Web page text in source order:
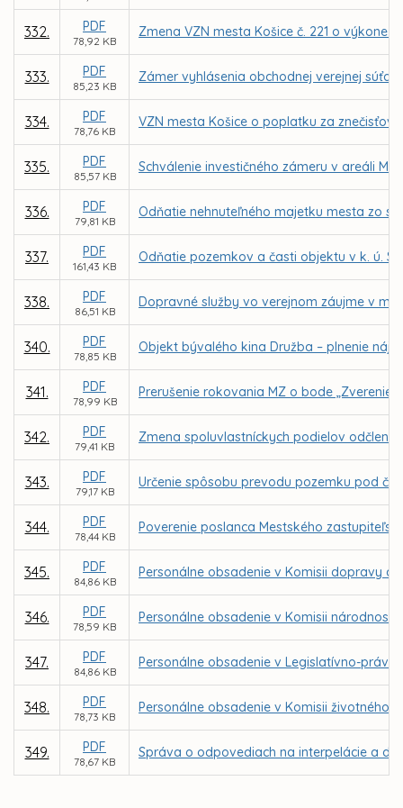
332. PDF
78,92 KB
Zmena VZN mesta Košice č. 221 o výkone
333. PDF
85,23 KB
Zámer vyhlásenia obchodnej verejnej
334. PDF
78,76 KB
VZN mesta Košice o poplatku za
335. PDF
85,57 KB
Schválenie investičného zámeru v areáli MŠ
336. PDF
79,81 KB
Odňatie nehnuteľného majetku mesta zo
337. PDF
161,43 KB
Odňatie pozemkov a časti objektu v k. ú.
338. PDF
86,51 KB
Dopravné služby vo verejnom záujme v
340. PDF
78,85 KB
Objekt bývalého kina Družba – plnenie
341. PDF
78,99 KB
Prerušenie rokovania MZ o bode „Zverenie
342. PDF
79,41 KB
Zmena spoluvlastníckych podielov
343. PDF
79,17 KB
Určenie spôsobu prevodu pozemku pod
344. PDF
78,44 KB
Poverenie poslanca Mestského
345. PDF
84,86 KB
Personálne obsadenie v Komisii dopravy a
346. PDF
78,59 KB
Personálne obsadenie v Komisii
347. PDF
84,86 KB
Personálne obsadenie v Legislatívno-
348. PDF
78,73 KB
Personálne obsadenie v Komisii životného
349. PDF
78,67 KB
Správa o odpovediach na interpelácie a